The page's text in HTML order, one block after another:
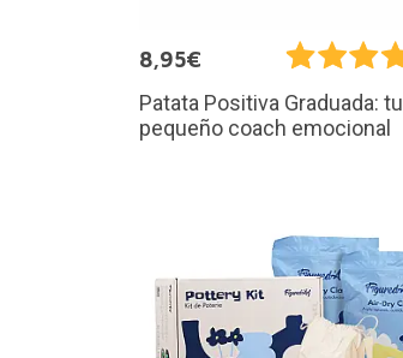
8,95€
Patata Positiva Graduada: tu
pequeño coach emocional